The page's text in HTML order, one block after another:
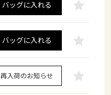
バッグに入れる
バッグに入れる
再入荷のお知らせ